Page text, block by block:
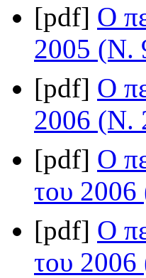
[pdf] Ο
2005 (Ν.
[pdf] Ο
2006 (Ν.
[pdf] Ο
του
[pdf] Ο
του